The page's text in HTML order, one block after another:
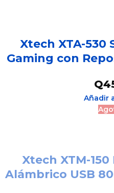
Xtech XTA-530
Gaming con
Q
Añadir
Xtech XTM-
Alámbrico USB